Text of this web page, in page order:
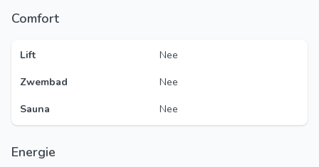
Comfort
Lift
Nee
Zwembad
Nee
Sauna
Nee
Energie